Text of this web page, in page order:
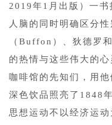
2019年1月出版）一书
人脑的同时明确区分
（Buffon）、狄德罗
的热情与这些伟大的
咖啡馆的先知们，用
深色饮品照亮了1848
思想运动不以经济运